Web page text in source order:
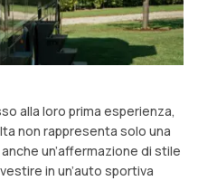
alla loro prima esperienza,
non rappresenta solo una
un’affermazione di stile
in un’auto sportiva